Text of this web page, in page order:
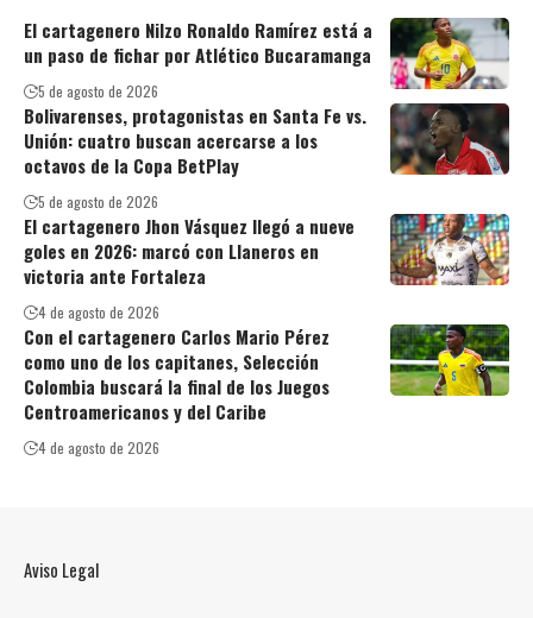
El cartagenero Nilzo Ronaldo Ramírez está a
un paso de fichar por Atlético Bucaramanga
5 de agosto de 2026
Bolivarenses, protagonistas en Santa Fe vs.
Unión: cuatro buscan acercarse a los
octavos de la Copa BetPlay
5 de agosto de 2026
El cartagenero Jhon Vásquez llegó a nueve
goles en 2026: marcó con Llaneros en
victoria ante Fortaleza
4 de agosto de 2026
Con el cartagenero Carlos Mario Pérez
como uno de los capitanes, Selección
Colombia buscará la final de los Juegos
Centroamericanos y del Caribe
4 de agosto de 2026
Aviso Legal